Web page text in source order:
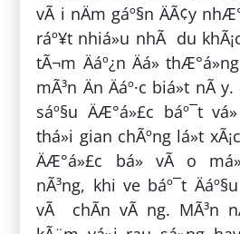
vÃ i nÄm gáº§n ÄÃ¢y
ráº¥t nhiá»u nhÃ du
tÃ¬m Äáº¿n Äá»
mÃ³n Än Äáº·c biá»t nÃ
sáº§u ÄÆ°á»£c báº¯t
thá»i gian chÃºng lá»t
ÄÆ°á»£c bá» vÃ o
nÃ³ng, khi ve báº¯t
vÃ chÃ­n vÃ ng. MÃ³n